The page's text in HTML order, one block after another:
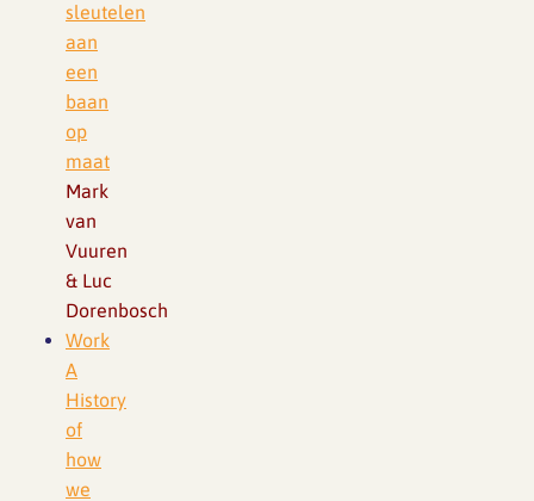
sleutelen
aan
een
baan
op
maat
Mark
van
Vuuren
& Luc
Dorenbosch
Work
A
History
of
how
we